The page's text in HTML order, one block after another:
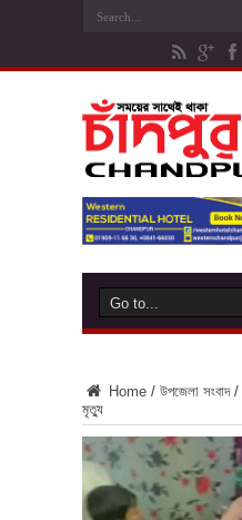
Home / উপজেলা সংবাদ /
মৃত্যু